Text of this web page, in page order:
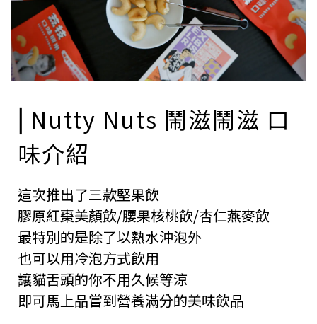
⎜Nutty Nuts 鬧滋鬧滋 口
味介紹
這次推出了三款堅果飲
膠原紅棗美顏飲/腰果核桃飲/杏仁燕麥飲
最特別的是除了以熱水沖泡外
也可以用冷泡方式飲用
讓貓舌頭的你不用久候等涼
即可馬上品嘗到營養滿分的美味飲品